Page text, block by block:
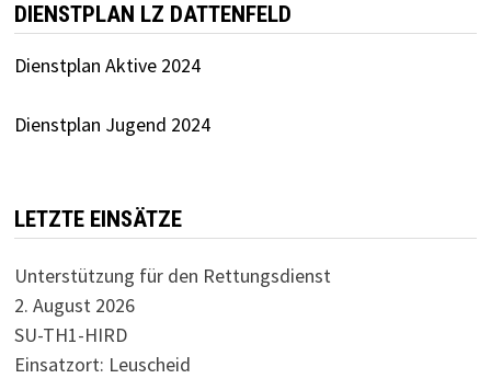
DIENSTPLAN LZ DATTENFELD
Dienstplan Aktive 2024
Dienstplan Jugend 2024
LETZTE EINSÄTZE
Unterstützung für den Rettungsdienst
2. August 2026
SU-TH1-HIRD
Einsatzort: Leuscheid